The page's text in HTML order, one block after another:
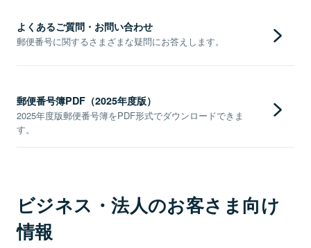
よくあるご質問・お問い合わせ
郵便番号に関するさまざまな疑問にお答えします。
郵便番号簿PDF（2025年度版）
2025年度版郵便番号簿をPDF形式でダウンロードできま
す。
ビジネス・法人のお客さま向け
情報